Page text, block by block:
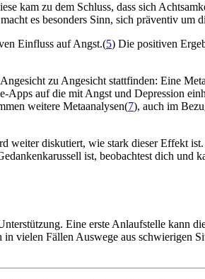
kam zu dem Schluss, dass sich
es besonders Sinn, sich präventiv um
Einfluss auf Angst.(5) Die positiven
zu Angesicht stattfinden: Eine
auf die mit Angst und Depression
weitere Metaanalysen(7), auch im
weiter diskutiert, wie stark dieser Effekt
ist, beobachtest dich und
Eine erste Anlaufstelle kann
vielen Fällen Auswege aus schwierigen